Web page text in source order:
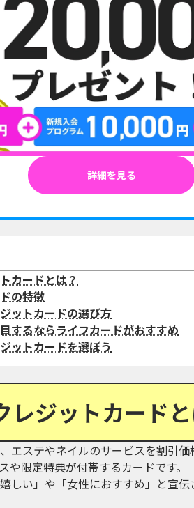
詳細を見る
カードとは？
の特徴
ットカードの選び方
するならライフカードがおすすめ
ットカードを選ぼう
ジットカードと
エステやネイルのサービスを割引
限定特典が付帯するカードです。
しい」や「女性におすすめ」と宣